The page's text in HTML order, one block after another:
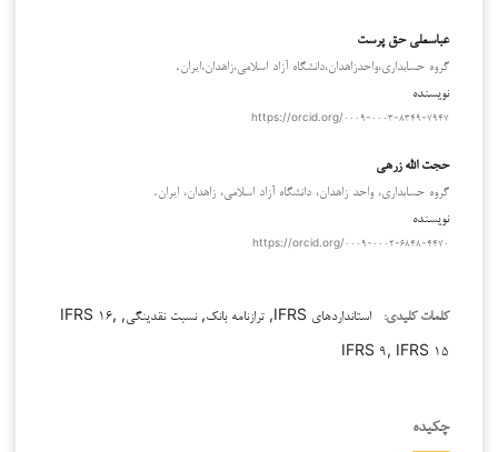
عباسعلی حق پرست
گروه حسابداری،واحدزاهدان،دانشگاه آزاد اسلامی،زاهدان،ایران.
نویسنده
https://orcid.org/۰۰۰۹-۰۰۰۳-۸۳۴۹-۷۹۴۷
حجت الله زرهی
گروه حسابداری، واحد زاهدان، دانشگاه آزاد اسلامی، زاهدان، ایران.
نویسنده
https://orcid.org/۰۰۰۹-۰۰۰۲-۶۸۴۸-۴۴۷۰
کلمات کلیدی:
استانداردهای IFRS, ترازنامه بانک, نسبت نقدینگی, IFRS ۱۶,
IFRS ۹, IFRS ۱۵
چکیده